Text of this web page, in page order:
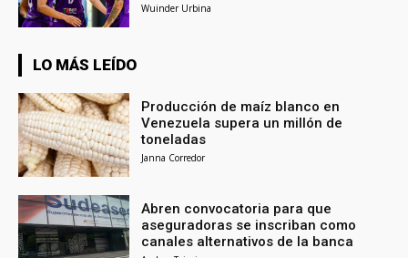
Wuinder Urbina
LO MÁS LEÍDO
Producción de maíz blanco en
Venezuela supera un millón de
toneladas
Janna Corredor
Abren convocatoria para que
aseguradoras se inscriban como
canales alternativos de la banca